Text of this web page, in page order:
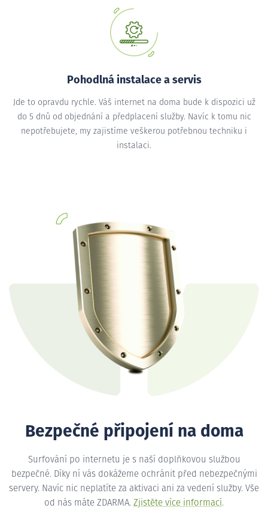
Pohodlná instalace a servis
Jde to opravdu rychle. Váš internet na doma bude k dispozici už
do 5 dnů od objednání a předplacení služby. Navíc k tomu nic
nepotřebujete, my zajistíme veškerou potřebnou techniku i
instalaci.
Bezpečné připojení na doma
Surfování po internetu je s naší doplňkovou službou
bezpečné. Díky ní vás dokážeme ochránit před nebezpečnými
servery. Navíc nic neplatíte za aktivaci ani za vedení služby. Vše
od nás máte ZDARMA. Zjistěte více informací.